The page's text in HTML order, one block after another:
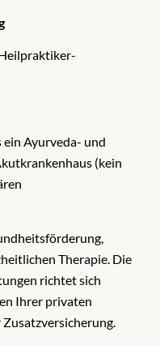
ein Ayurveda- und
(kein
Therapie. Die
richtet sich
Ihrer privaten